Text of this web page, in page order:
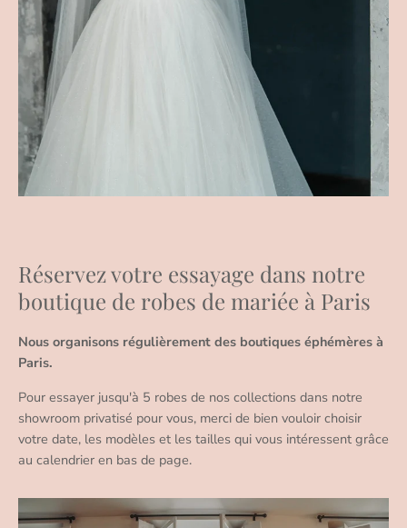
Réservez votre essayage dans notre
boutique de robes de mariée à Paris
Nous organisons régulièrement des boutiques éphémères à
Paris.
Pour essayer jusqu'à 5 robes de nos collections dans notre
showroom privatisé pour vous, merci de bien vouloir choisir
votre date, les modèles et les tailles qui vous intéressent grâce
au calendrier en bas de page.